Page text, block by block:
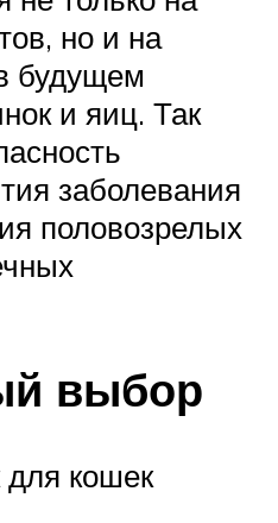
но и на
будущем
и яиц. Так
заболевания
половозрелых
выбор
кошек